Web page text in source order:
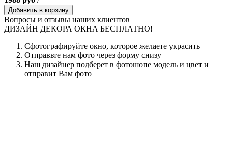
Добавить в корзину
Вопросы и отзывы наших клиентов
ДИЗАЙН ДЕКОРА ОКНА БЕСПЛАТНО!
Сфотографируйте окно, которое желаете украсить
Отправьте нам фото через форму снизу
Наш дизайнер подберет в фотошопе модель и цвет и
отправит Вам фото